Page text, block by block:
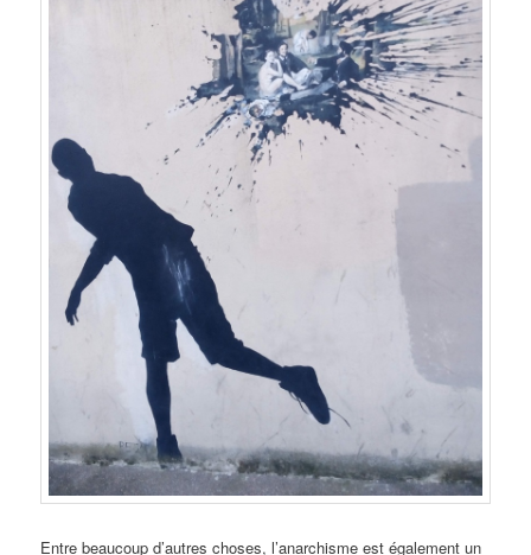
Entre beaucoup d’autres choses, l’anarchisme est également un